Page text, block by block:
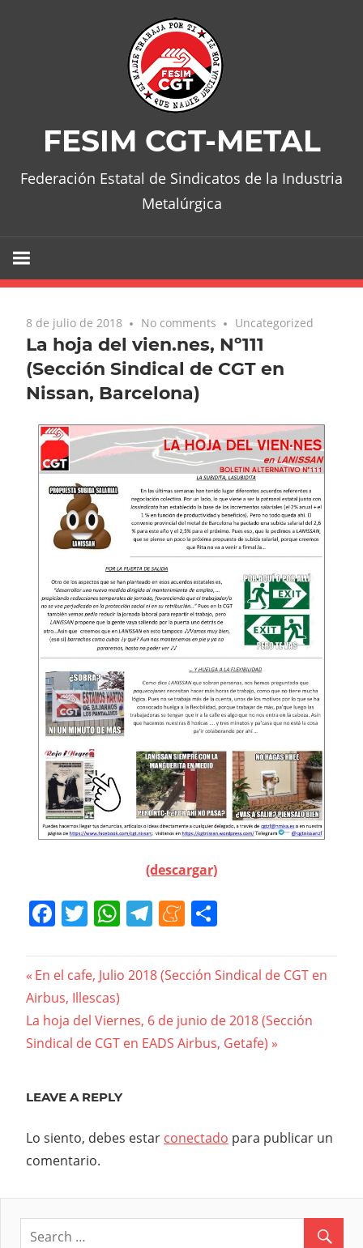
FESIM CGT-METAL
Federación Estatal de Sindicatos de la Industria
Metalúrgica
8 de julio de 2018 No comments Uncategorized
La hoja del vien.nes, Nº111
(Sección Sindical de CGT en
Nissan, Barcelona)
(descargar)
Facebook
Twitter
WhatsApp
Telegram
Meneame
Navegación
de
entradas
Previous
Post:
En el cafe, Julio 2018 (Sección Sindical de CGT en
Airbus, Illescas)
Next
Post:
La hoja del Viernes, 6 de junio de 2018 (Sección
Sindical de CGT en EADS Airbus, Getafe)
LEAVE A REPLY
Lo siento, debes estar conectado para publicar un
comentario.